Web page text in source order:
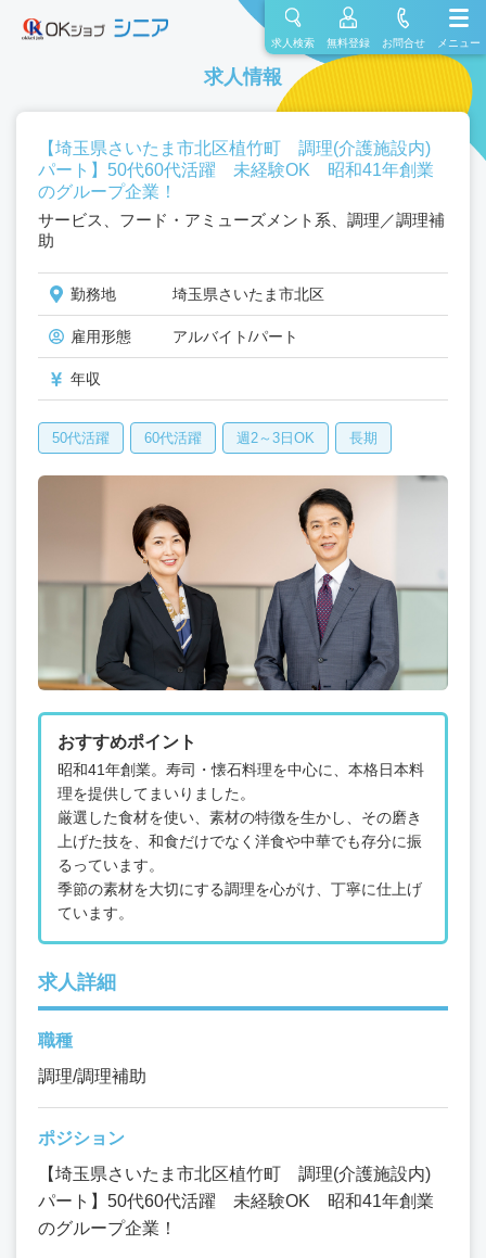
求人検索 無料登録 お問合せ メニュー
求人情報
【埼玉県さいたま市北区植竹町 調理(介護施設内)
パート】50代60代活躍 未経験OK 昭和41年創業
のグループ企業！
サービス、フード・アミューズメント系、調理／調理補
助
勤務地 埼玉県さいたま市北区
雇用形態 アルバイト/パート
年収
50代活躍 60代活躍 週2～3日OK 長期
おすすめポイント
昭和41年創業。寿司・懐石料理を中心に、本格日本料
理を提供してまいりました。
厳選した食材を使い、素材の特徴を生かし、その磨き
上げた技を、和食だけでなく洋食や中華でも存分に振
るっています。
季節の素材を大切にする調理を心がけ、丁寧に仕上げ
ています。
求人詳細
職種
調理/調理補助
ポジション
【埼玉県さいたま市北区植竹町 調理(介護施設内)
パート】50代60代活躍 未経験OK 昭和41年創業
のグループ企業！